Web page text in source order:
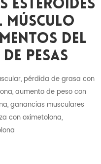
Esteroides
Músculo
Del
Pesas
pérdida de grasa con
​​aumento de peso con
​​ganancias musculares
con oximetolona,